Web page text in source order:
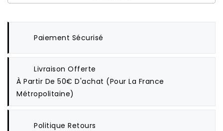
Paiement Sécurisé
Livraison Offerte
À Partir De 50€ D'achat (pour La France
Métropolitaine)
Politique Retours